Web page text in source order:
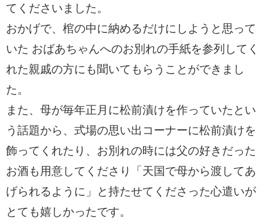
てくださいました。
おかげで、棺の中に納めるだけにしようと思って
いた おばあちゃんへのお別れの手紙を参列してく
れた親戚の方にも聞いてもらうことができまし
た。
また、母が毎年正月に松前漬けを作っていたとい
う話題から、式場の思い出コーナーに松前漬けを
飾ってくれたり、お別れの時には父の好きだった
お酒も用意してくださり「天国で母から渡してあ
げられるように」と持たせてくださった心遣いが
とても嬉しかったです。